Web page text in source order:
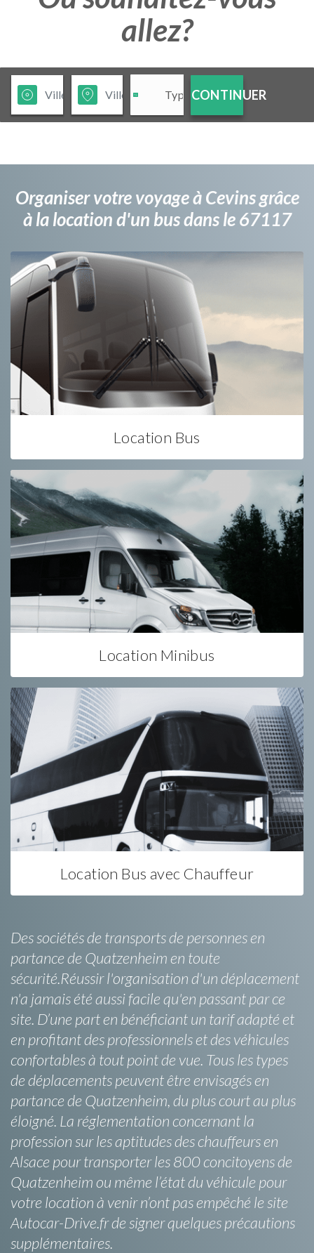
allez?
CONTINUER
Organiser votre voyage à Cevins grâce
à la location d'un bus dans le 67117
Location Bus
Location Minibus
Location Bus avec Chauffeur
Des sociétés de transports de personnes en
partance de Quatzenheim en toute
sécurité.Réussir l'organisation d'un déplacement
n'a jamais été aussi facile qu'en passant par ce
site. D’une part en bénéficiant un tarif adapté et
en profitant des professionnels et des véhicules
confortables à tout point de vue. Tous les types
de déplacements peuvent être envisagés en
partance de Quatzenheim, du plus court au plus
éloigné. La réglementation concernant la
profession sur les aptitudes des chauffeurs en
Alsace pour transporter les 800 concitoyens de
Quatzenheim ou même l’état du véhicule pour
votre location à venir n’ont pas empêché le site
Autocar-Drive.fr de signer quelques précautions
supplémentaires.